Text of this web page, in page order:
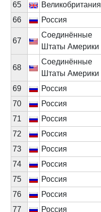
65
Великобритания
66
Россия
67
Соединённые
Штаты Америки
68
Соединённые
Штаты Америки
69 Россия
70
Россия
71
Россия
72
Россия
73
Россия
74
Россия
75
Россия
76
Россия
77
Россия